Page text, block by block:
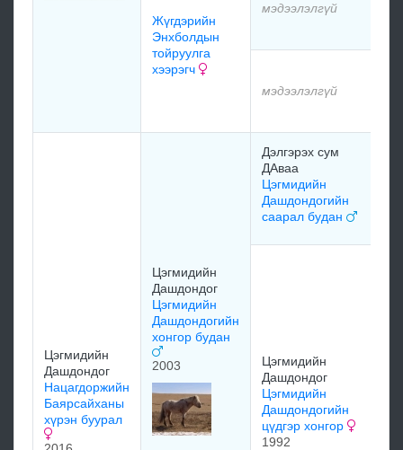
Жүгдэрийн
Энхболдын
тойруулга
хээрэгч
мэдээлэлгүй
мэдээлэлгүй
Цэгмидийн
Дашдондог
Нацагдоржийн
Баярсайханы
хүрэн буурал
Цэгмидийн
Дашдондог
Цэгмидийн
Дашдондогийн
хонгор будан
2003
Дэлгэрэх сум
ДАваа
Цэгмидийн
Дашдондогийн
саарал будан
Цэгмидийн
Дашдондог
Цэгмидийн
Дашдондогийн
цүдгэр хонгор
1992